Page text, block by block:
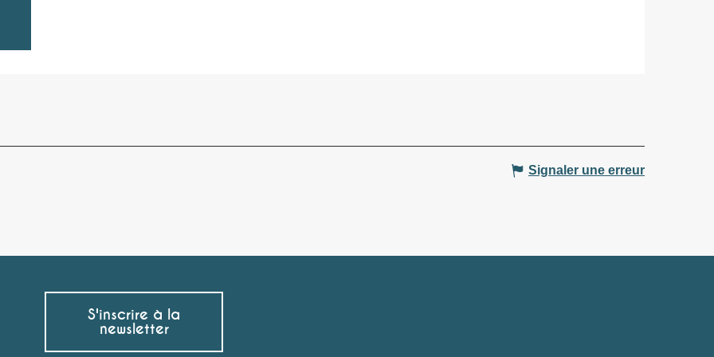
Signaler une erreur
S'inscrire à la
newsletter